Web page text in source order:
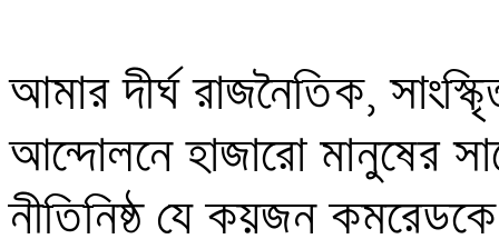
আমার দীর্ঘ রাজনৈতিক,
আন্দোলনে হাজারো মানুষের
নীতিনিষ্ঠ যে কয়জন